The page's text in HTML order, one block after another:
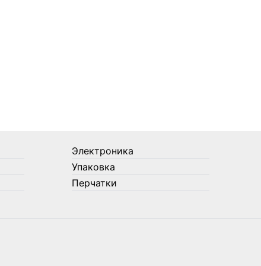
Электроника
Упаковка
Перчатки